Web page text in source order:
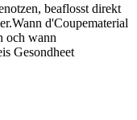
beaflosst direkt
d'Coupematerial
och wann
Gesondheet